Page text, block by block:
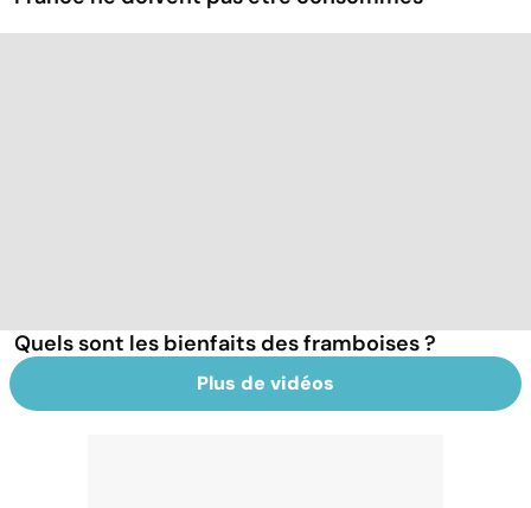
Quels sont les bienfaits des framboises ?
Plus de vidéos